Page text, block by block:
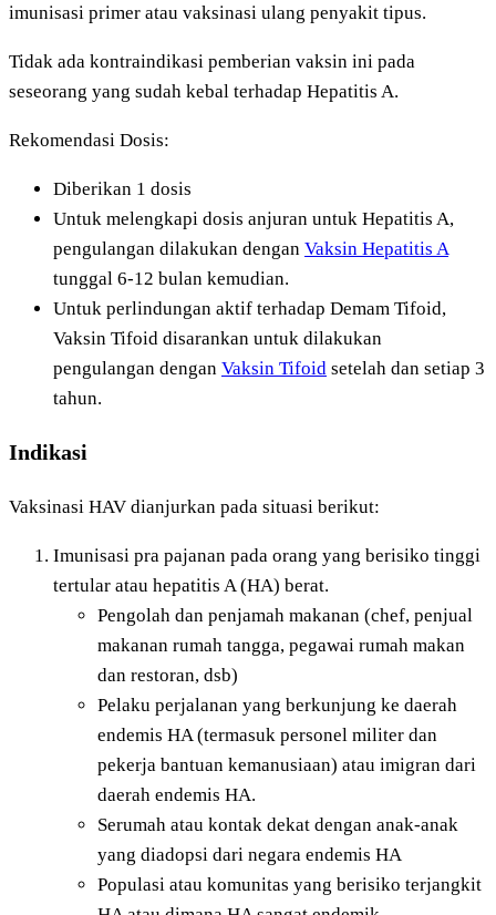
imunisasi primer atau vaksinasi ulang penyakit tipus.
Tidak ada kontraindikasi pemberian vaksin ini pada
seseorang yang sudah kebal terhadap Hepatitis A.
Rekomendasi Dosis:
Diberikan 1 dosis
Untuk melengkapi dosis anjuran untuk Hepatitis A,
pengulangan dilakukan dengan Vaksin Hepatitis A
tunggal 6-12 bulan kemudian.
Untuk perlindungan aktif terhadap Demam Tifoid,
Vaksin Tifoid disarankan untuk dilakukan
pengulangan dengan Vaksin Tifoid setelah dan setiap 3
tahun.
Indikasi
Vaksinasi HAV dianjurkan pada situasi berikut:
Imunisasi pra pajanan pada orang yang berisiko tinggi
tertular atau hepatitis A (HA) berat.
Pengolah dan penjamah makanan (chef, penjual
makanan rumah tangga, pegawai rumah makan
dan restoran, dsb)
Pelaku perjalanan yang berkunjung ke daerah
endemis HA (termasuk personel militer dan
pekerja bantuan kemanusiaan) atau imigran dari
daerah endemis HA.
Serumah atau kontak dekat dengan anak-anak
yang diadopsi dari negara endemis HA
Populasi atau komunitas yang berisiko terjangkit